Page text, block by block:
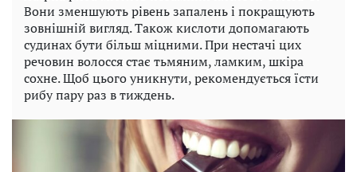
Вони зменшують рівень запалень і покращують
зовнішній вигляд. Також кислоти допомагають
судинах бути більш міцними. При нестачі цих
речовин волосся стає тьмяним, ламким, шкіра
сохне. Щоб цього уникнути, рекомендується їсти
рибу пару раз в тиждень.